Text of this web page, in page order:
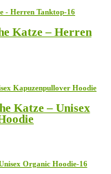
Katze – Herren
Katze – Unisex